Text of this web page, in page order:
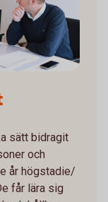
sätt bidragit
och
år högstadie/
får lära sig